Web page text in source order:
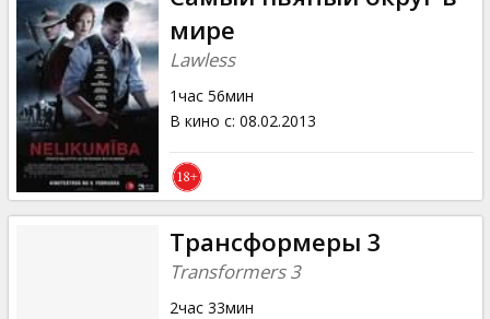
мире
Lawless
1час 56мин
В кино с: 08.02.2013
Трансформеры 3
Transformers 3
2час 33мин